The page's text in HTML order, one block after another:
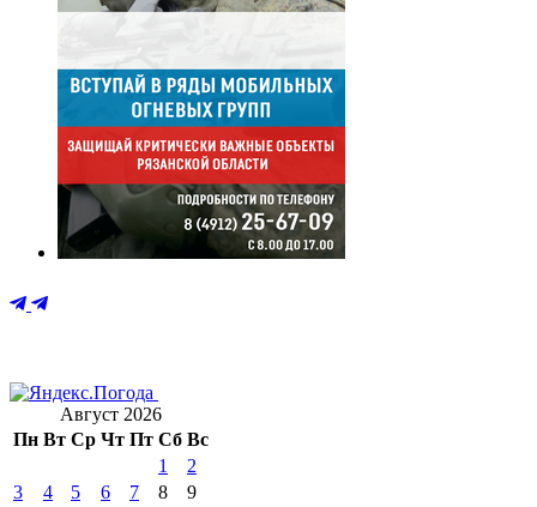
Август 2026
Пн Вт Ср Чт Пт Сб Вс
1
2
3
4 5 6 7 8
9